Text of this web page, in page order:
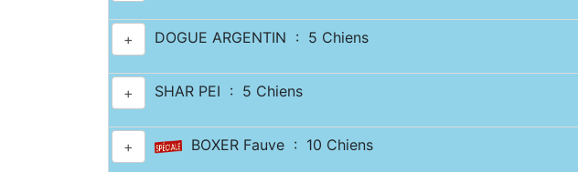
+ DOGUE ARGENTIN : 5 Chiens
+ SHAR PEI : 5 Chiens
+ BOXER Fauve : 10 Chiens